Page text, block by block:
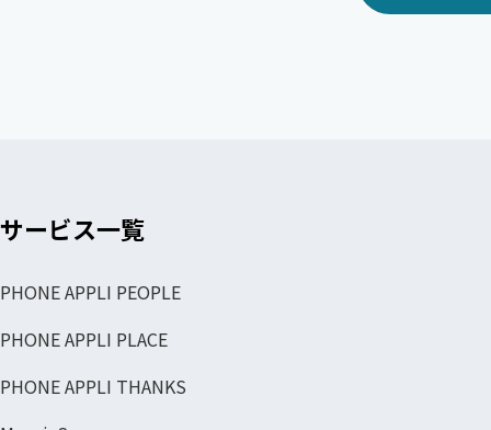
サービス一覧
PHONE APPLI PEOPLE
PHONE APPLI PLACE
PHONE APPLI THANKS